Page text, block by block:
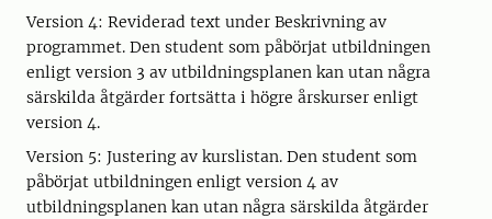
Version 4: Reviderad text under Beskrivning av
programmet. Den student som påbörjat utbildningen
enligt version 3 av utbildningsplanen kan utan några
särskilda åtgärder fortsätta i högre årskurser enligt
version 4.
Version 5: Justering av kurslistan. Den student som
påbörjat utbildningen enligt version 4 av
utbildningsplanen kan utan några särskilda åtgärder